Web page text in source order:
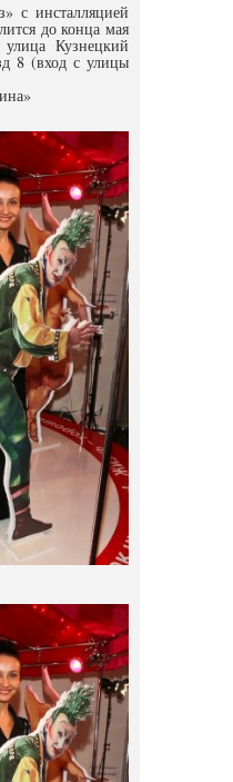
с инсталляцией
до конца мая
Кузнецкий
8 (вход с улицы